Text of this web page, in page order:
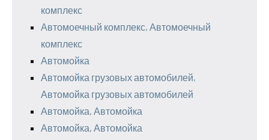
комплекс
Автомоечный комплекс, Автомоечный
комплекс
Автомойка
Автомойка грузовых автомобилей,
Автомойка грузовых автомобилей
Автомойка, Автомойка
Автомойка, Автомойка